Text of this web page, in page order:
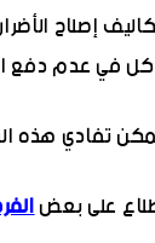
إصلاح
في عدم دفع
تفادي هذه
على بعض